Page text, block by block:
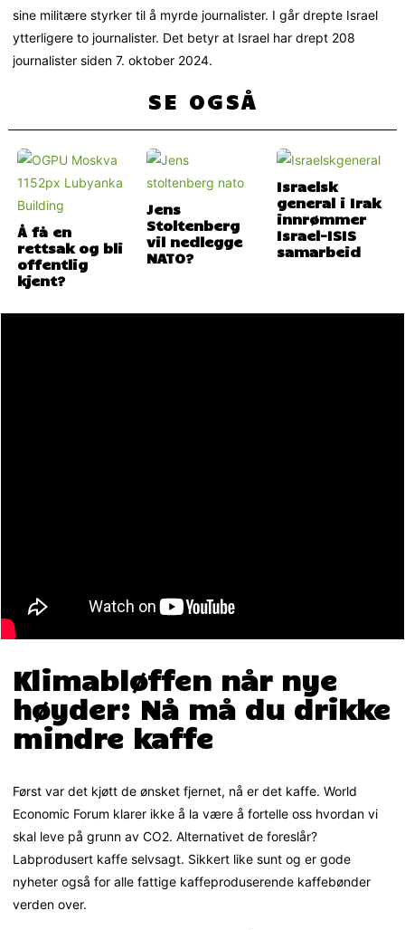
sine militære styrker til å myrde journalister. I går drepte Israel
ytterligere to journalister. Det betyr at Israel har drept 208
journalister siden 7. oktober 2024.
SE OGSÅ
Å få en
rettsak og bli
offentlig
kjent?
Jens
Stoltenberg
vil nedlegge
NATO?
Israelsk
general i Irak
innrømmer
Israel-ISIS
samarbeid
Klimabløffen når nye
høyder: Nå må du drikke
mindre kaffe
Først var det kjøtt de ønsket fjernet, nå er det kaffe. World
Economic Forum klarer ikke å la være å fortelle oss hvordan vi
skal leve på grunn av CO2. Alternativet de foreslår?
Labprodusert kaffe selvsagt. Sikkert like sunt og er gode
nyheter også for alle fattige kaffeproduserende kaffebønder
verden over.